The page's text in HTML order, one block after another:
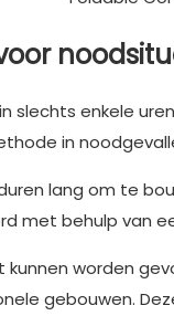
slechts enkele
in
lang om te
met behulp van
worden
gebouwen.